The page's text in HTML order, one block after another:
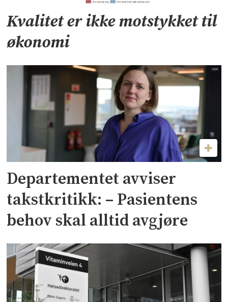
Kvalitet er ikke motstykket til
økonomi
Departementet avviser
takstkritikk: – Pasientens
behov skal alltid avgjøre